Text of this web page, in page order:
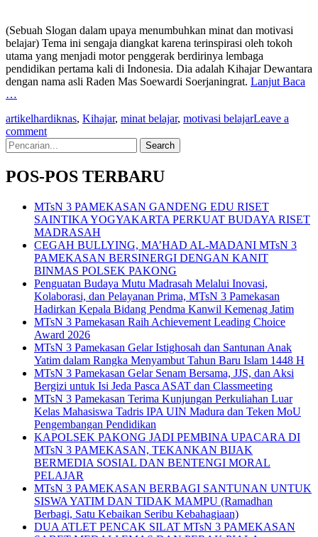
(Sebuah Slogan dalam upaya menumbuhkan minat dan motivasi
belajar) Tema ini sengaja diangkat karena terinspirasi oleh tokoh
utama yang menjadi motor penggerak berdirinya lembaga
pendidikan pertama kali di Indonesia. Dia adalah Kihajar Dewantara
dengan nama asli Raden Mas Soewardi Soerjaningrat. Lanjut Baca
…
artikelhardiknas, Kihajar, minat belajar, motivasi belajarLeave a
comment
Search
for:
POS-POS TERBARU
MTsN 3 PAMEKASAN GANDENG EDU RISET
SAINTIKA YOGYAKARTA PERKUAT BUDAYA RISET
MADRASAH
CEGAH BULLYING, MA’HAD AL-MADANI MTsN 3
PAMEKASAN BERSINERGI DENGAN KANIT
BINMAS POLSEK PAKONG
Penguatan Budaya Mutu Madrasah Melalui Inovasi,
Kolaborasi, dan Pelayanan Prima, MTsN 3 Pamekasan
Hadirkan Kepala Bidang Pendma Kanwil Kemenag Jatim
MTsN 3 Pamekasan Raih Achievement Leading Choice
Award 2026
MTsN 3 Pamekasan Gelar Istighosah dan Santunan Anak
Yatim dalam Rangka Menyambut Tahun Baru Islam 1448 H
MTsN 3 Pamekasan Gelar Senam Bersama, JJS, dan Aksi
Bergizi untuk Isi Jeda Pasca ASAT dan Classmeeting
MTsN 3 Pamekasan Terima Kunjungan Perkuliahan Luar
Kelas Mahasiswa Tadris IPA UIN Madura dan Teken MoU
Pengembangan Pendidikan
KAPOLSEK PAKONG JADI PEMBINA UPACARA DI
MTsN 3 PAMEKASAN, TEKANKAN BIJAK
BERMEDIA SOSIAL DAN BENTENGI MORAL
PELAJAR
MTsN 3 PAMEKASAN BERBAGI SANTUNAN UNTUK
SISWA YATIM DAN TIDAK MAMPU (Ramadhan
Berbagi, Satu Kebaikan Seribu Kebahagiaan)
DUA ATLET PENCAK SILAT MTsN 3 PAMEKASAN